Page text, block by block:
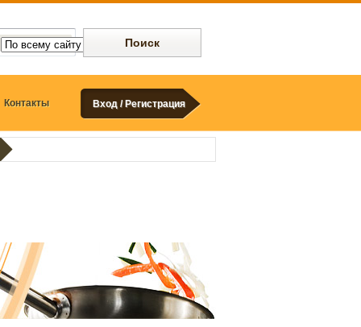
Контакты Вход / Регистрация